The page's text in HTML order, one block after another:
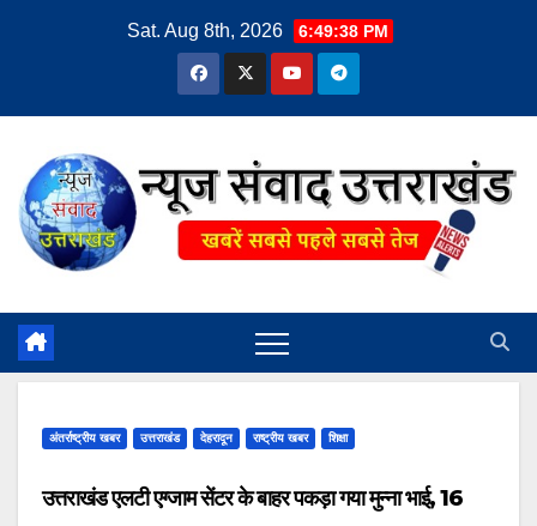
Sat. Aug 8th, 2026 6:49:39 PM
अंतर्राष्ट्रीय खबर उत्तराखंड देहरादून राष्ट्रीय खबर शिक्षा
उत्तराखंड एलटी एग्जाम सेंटर के बाहर पकड़ा गया मुन्ना भाई, 16